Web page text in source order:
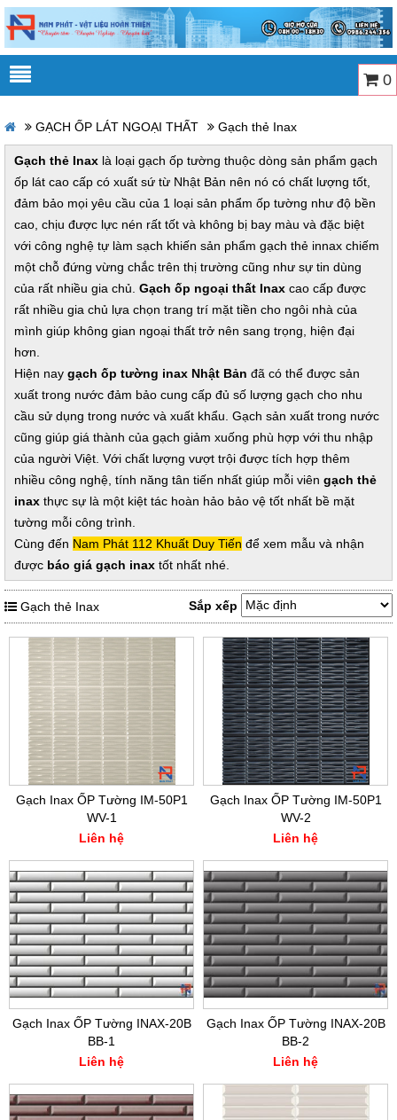
0
GẠCH ỐP LÁT NGOẠI THẤT Gạch thẻ Inax
Gạch thẻ Inax là loại gạch ốp tường thuộc dòng sản phẩm gạch
ốp lát cao cấp có xuất sứ từ Nhật Bản nên nó có chất lượng tốt,
đảm bảo mọi yêu cầu của 1 loại sản phẩm ốp tường như độ bền
cao, chịu được lực nén rất tốt và không bị bay màu và đặc biệt
với công nghệ tự làm sạch khiến sản phẩm gạch thẻ innax chiếm
một chỗ đứng vừng chắc trên thị trường cũng như sự tin dùng
của rất nhiều gia chủ. Gạch ốp ngoại thất Inax cao cấp được
rất nhiều gia chủ lựa chọn trang trí mặt tiền cho ngôi nhà của
mình giúp không gian ngoại thất trở nên sang trọng, hiện đại
hơn.
Hiện nay gạch ốp tường inax Nhật Bản đã có thể được sản
xuất trong nước đảm bảo cung cấp đủ số lượng gạch cho nhu
cầu sử dụng trong nước và xuất khẩu. Gạch sản xuất trong nước
cũng giúp giá thành của gạch giảm xuống phù hợp với thu nhập
của người Việt. Với chất lượng vượt trội được tích hợp thêm
nhiều công nghệ, tính năng tân tiến nhất giúp mỗi viên gạch thẻ
inax thực sự là một kiệt tác hoàn hảo bảo vệ tốt nhất bề mặt
tường mỗi công trình.
Cùng đến Nam Phát 112 Khuất Duy Tiến để xem mẫu và nhận
được báo giá gạch inax tốt nhất nhé.
Gạch thẻ Inax Sắp xếp
Gạch Inax ỐP Tường IM-50P1
WV-1
Liên hệ
Gạch Inax ỐP Tường IM-50P1
WV-2
Liên hệ
Gạch Inax ỐP Tường INAX-20B
BB-1
Liên hệ
Gạch Inax ỐP Tường INAX-20B
BB-2
Liên hệ